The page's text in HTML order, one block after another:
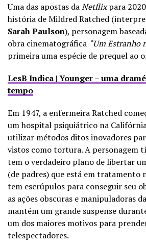
Uma das apostas daNetflixpara
história de Mildred Ratched
Sarah Paulson), personagem
obra cinematográfica “Um Estranho
primeira uma espécie de prequel ao
LesB Indica | Younger – uma
tempo
Em 1947, a enfermeira Ratched
um hospital psiquiátrico na
utilizar métodos ditos inovadores
vistos como tortura. A personagem
tem o verdadeiro plano de libertar
(de padres) que está em tratamento
tem escrúpulos para conseguir seu
as ações obscuras e manipuladoras
mantém um grande suspense
um dos maiores motivos para
telespectadores.